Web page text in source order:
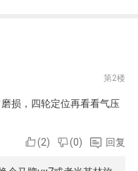
第2楼
损，四轮定位再看看气压
(2) (0) 回复